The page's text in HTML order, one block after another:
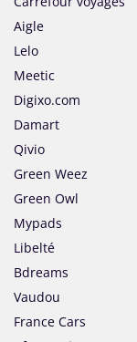
Aigle
Lelo
Meetic
Digixo.com
Damart
Qivio
Green Weez
Green Owl
Mypads
Libelté
Bdreams
Vaudou
France Cars